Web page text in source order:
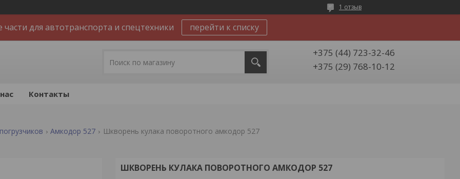
1 отзыв
части для автотранспорта и спецтехники перейти к списку
+375 (44) 723-32-46
+375 (29) 768-10-12
Контакты
Амкодор 527 Шкворень кулака поворотного амкодор 527
ШКВОРЕНЬ КУЛАКА ПОВОРОТНОГО АМКОДОР 527